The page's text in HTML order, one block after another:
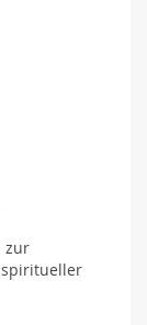
zur
spiritueller